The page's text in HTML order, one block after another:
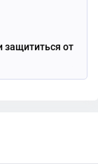
защититься от